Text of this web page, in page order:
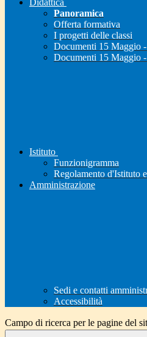
Didattica
Panoramica
Offerta formativa
I progetti delle classi
Documenti 15 Maggio
Documenti 15 Maggio
Istituto
Funzionigramma
Regolamento d'Istituto
Amministrazione
Sedi e contatti
Accessibilità
Campo di ricerca per le pagine del